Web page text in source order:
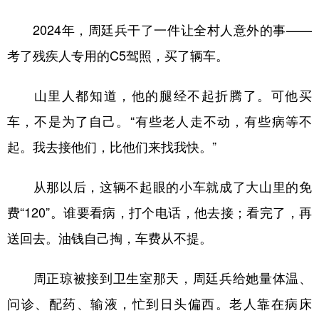
2024年，周廷兵干了一件让全村人意外的事——
考了残疾人专用的C5驾照，买了辆车。
山里人都知道，他的腿经不起折腾了。可他买
车，不是为了自己。“有些老人走不动，有些病等不
起。我去接他们，比他们来找我快。”
从那以后，这辆不起眼的小车就成了大山里的免
费“120”。谁要看病，打个电话，他去接；看完了，再
送回去。油钱自己掏，车费从不提。
周正琼被接到卫生室那天，周廷兵给她量体温、
问诊、配药、输液，忙到日头偏西。老人靠在病床